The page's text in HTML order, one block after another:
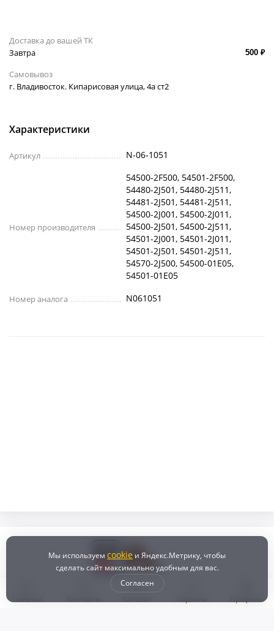
Доставка до вашей ТК
Завтра
500 ₽
Самовывоз
г. Владивосток. Кипарисовая улица, 4а ст2
Характеристики
Артикул N-06-1051
Номер производителя
54500-2F500, 54501-2F500,
54480-2J501, 54480-2J511,
54481-2J501, 54481-2J511,
54500-2J001, 54500-2J011,
54500-2J501, 54500-2J511,
54501-2J001, 54501-2J011,
54501-2J501, 54501-2J511,
54570-2J500, 54500-01E05,
54501-01E05
Номер аналога N061051
Мы используем cookie и Яндекс.Метрику, чтобы
сделать сайт максимально удобным для вас.
Согласен